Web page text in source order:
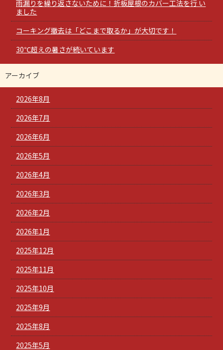
雨漏りを繰り返さないために！折板屋根のカバー工法を行 い
ました
コーキング撤去は「どこまで取るか」が大切です！
30℃超えの暑さが続いています
アーカイブ
2026年8月
2026年7月
2026年6月
2026年5月
2026年4月
2026年3月
2026年2月
2026年1月
2025年12月
2025年11月
2025年10月
2025年9月
2025年8月
2025年5月